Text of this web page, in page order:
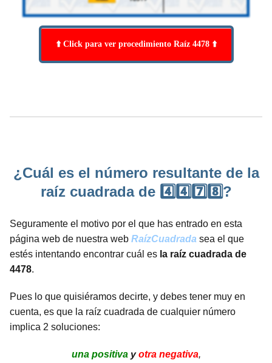
⬆️ Click para ver procedimiento Raíz 4478 ⬆️
¿Cuál es el número resultante de la
raíz cuadrada de 4️⃣4️⃣7️⃣8️⃣?
Seguramente el motivo por el que has entrado en esta
página web de nuestra web RaízCuadrada sea el que
estés intentando encontrar cuál es la raíz cuadrada de
4478.
Pues lo que quisiéramos decirte, y debes tener muy en
cuenta, es que la raíz cuadrada de cualquier número
implica 2 soluciones:
una positivayotra negativa,